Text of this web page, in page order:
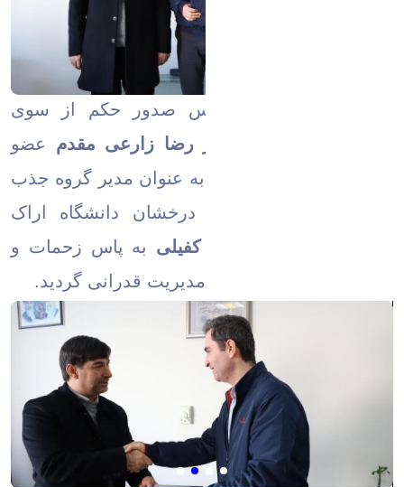
در این مراسم بر اساس صدور حکم از سوی
دکتر رضا زارعی مقدم عضو
هیات علمی گروه فیزیک به عنوان مدیر گروه جذب
و هدایت استعداد های درخشان دانشگاه اراک
دکتر وحید کفیلی به پاس زحمات و
تلاش ها در دوران تصدی مدیریت قدرانی گردید.